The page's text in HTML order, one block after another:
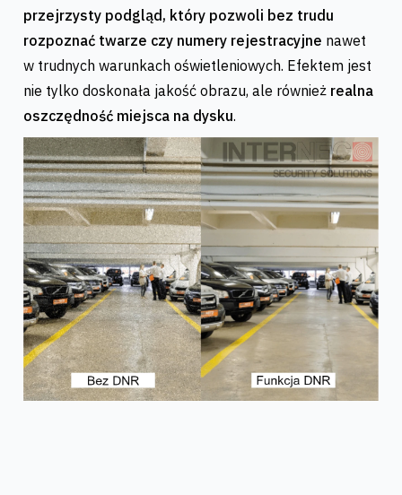
przejrzysty podgląd, który pozwoli bez trudu
rozpoznać twarze czy numery rejestracyjne nawet
w trudnych warunkach oświetleniowych. Efektem jest
nie tylko doskonała jakość obrazu, ale również realna
oszczędność miejsca na dysku.